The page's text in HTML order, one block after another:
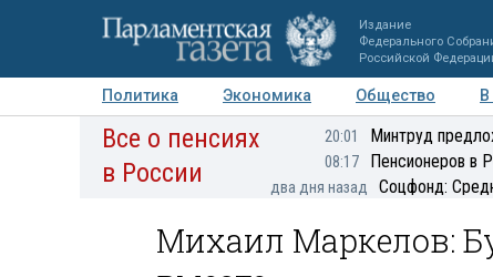
Издание
Федерального
Российской
Политика Экономика Общество
Авторы Персоны Мнения Регионы
Все о пенсиях
в России
20:01 Минтруд
08:17 Пенсионеров в
два дня назад Соцфонд:
Михаил Маркелов: